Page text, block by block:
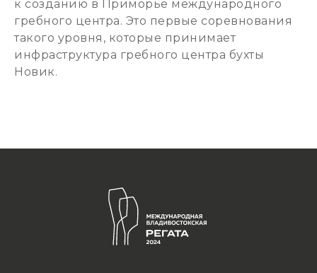
к созданию в Приморье международного
гребного центра. Это первые соревнования
такого уровня, которые принимает
инфраструктура гребного центра бухты
Новик.